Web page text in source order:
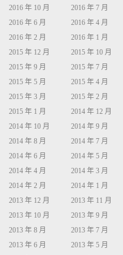
2016 年 10 月
2016 年 7 月
2016 年 6 月
2016 年 4 月
2016 年 2 月
2016 年 1 月
2015 年 12 月
2015 年 10 月
2015 年 9 月
2015 年 7 月
2015 年 5 月
2015 年 4 月
2015 年 3 月
2015 年 2 月
2015 年 1 月
2014 年 12 月
2014 年 10 月
2014 年 9 月
2014 年 8 月
2014 年 7 月
2014 年 6 月
2014 年 5 月
2014 年 4 月
2014 年 3 月
2014 年 2 月
2014 年 1 月
2013 年 12 月
2013 年 11 月
2013 年 10 月
2013 年 9 月
2013 年 8 月
2013 年 7 月
2013 年 6 月
2013 年 5 月